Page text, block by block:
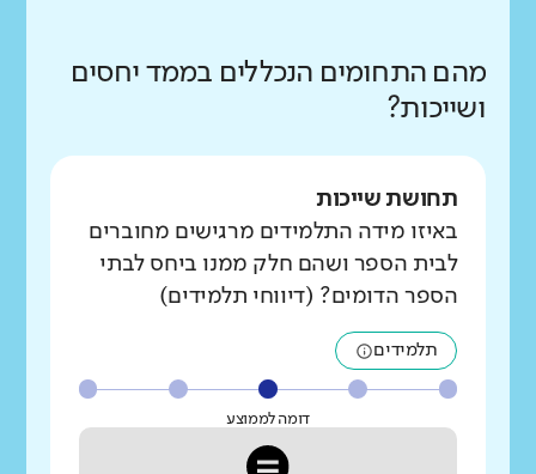
מהם התחומים הנכללים בממד יחסים
ושייכות?
תחושת שייכות
באיזו מידה התלמידים מרגישים מחוברים
לבית הספר ושהם חלק ממנו ביחס לבתי
הספר הדומים? (דיווחי תלמידים)
תלמידים
דומה לממוצע